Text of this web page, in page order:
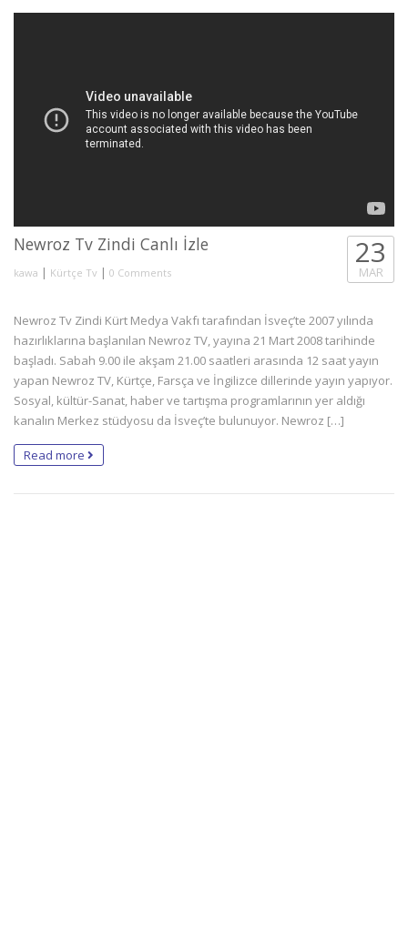
Newroz Tv Zindi Canlı İzle
kawa | Kürtçe Tv | 0 Comments
23
MAR
Newroz Tv Zindi Kürt Medya Vakfı tarafından İsveç’te 2007 yılında
hazırlıklarına başlanılan Newroz TV, yayına 21 Mart 2008 tarihinde
başladı. Sabah 9.00 ile akşam 21.00 saatleri arasında 12 saat yayın
yapan Newroz TV, Kürtçe, Farsça ve İngilizce dillerinde yayın yapıyor.
Sosyal, kültür-Sanat, haber ve tartışma programlarının yer aldığı
kanalın Merkez stüdyosu da İsveç’te bulunuyor. Newroz […]
Read more